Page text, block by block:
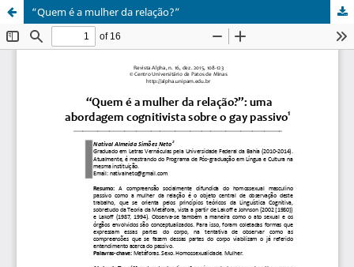
“Quem é a mulher da relação?”